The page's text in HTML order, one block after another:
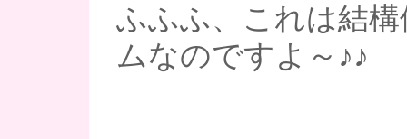
ふふふ、これは結
ムなのですよ～♪♪